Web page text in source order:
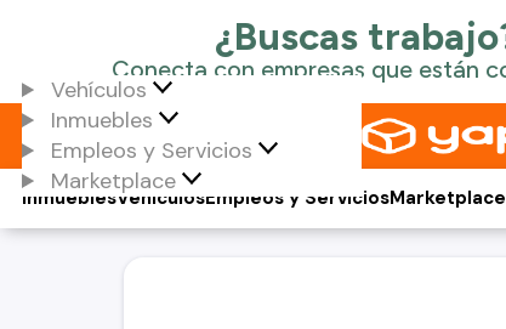
Vehículos
Inmuebles
Empleos y Servicios
Marketplace
Vehículos
Inmuebles Empleos y ServiciosMarketplace